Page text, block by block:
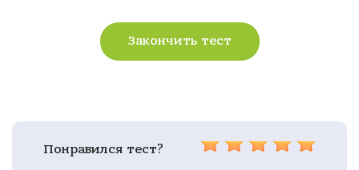
Закончить тест
Понравился тест?